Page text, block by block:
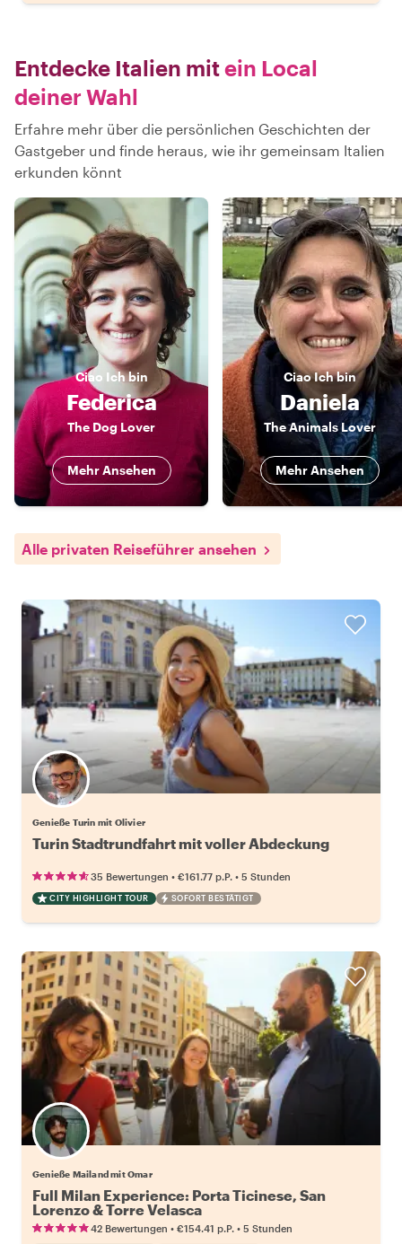
Entdecke Italien mitein Local
deiner Wahl
Erfahre mehr über die persönlichen Geschichten der
Gastgeber und finde heraus, wie ihr gemeinsam Italien
erkunden könnt
Ciao Ich bin
Federica
The Dog Lover
Mehr Ansehen
CiaoIch bin
Daniela
The Animals Lover
Mehr Ansehen
Alle privaten Reiseführer ansehen
Genieße Turin mit Olivier
Turin Stadtrundfahrt mit voller Abdeckung
35 Bewertungen • €161.77 p.P. • 5 Stunden
CITY HIGHLIGHT TOUR SOFORT BESTÄTIGT
Genieße Mailand mit Omar
Full Milan Experience: Porta Ticinese, San
Lorenzo & Torre Velasca
42 Bewertungen • €154.41 p.P. • 5 Stunden